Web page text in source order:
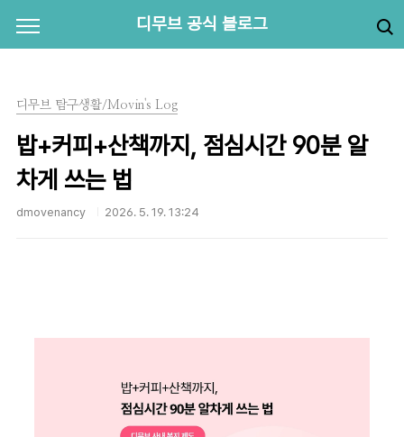
디무브 공식 블로그
디무브 탐구생활/Movin's Log
밥+커피+산책까지, 점심시간 90분 알
차게 쓰는 법
dmovenancy 2026. 5. 19. 13:24